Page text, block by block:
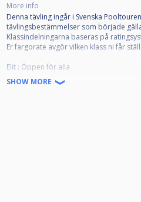
More info
Denna tävling ingår i Svenska
tävlingsbestämmelser som började
Klassindelningarna baseras på
Er fargorate avgör vilken klass ni får
Elit : Öppen för alla
Klass 1: Ej högre Fargorate än 665
Klass 2: Ej högre Fargorate än 565
SHOW MORE